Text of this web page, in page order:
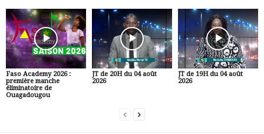
Faso Academy 2026 :
première manche
éliminatoire de
Ouagadougou
JT de 20H du 04 août
2026
JT de 19H du 04 août
2026